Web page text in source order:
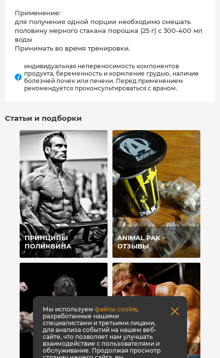
Применение:
для получения одной порции необходимо смешать
половину мерного стакана порошка (25 г) с 300-400 мл
воды
Принимать во время тренировки.
i
индивидуальная непереносимость компонентов
продукта, беременность и кормление грудью, наличие
болезней почек или печени. Перед применением
рекомендуется проконсультироваться с врачом.
Статьи и подборки
ПРИНЦИПЫ
ПОЛИКВИНА
ANIMAL PAK -
ОТЗЫВЫ
ТОП-8 СПОСОБОВ,
Мы используемфайлы cookie,
разработанные нашими
специалистами и третьими лицами,
для анализа событий на нашем веб-
сайте, что позволяет нам улучшать
взаимодействие с пользователями и
обслуживание. Продолжая просмотр